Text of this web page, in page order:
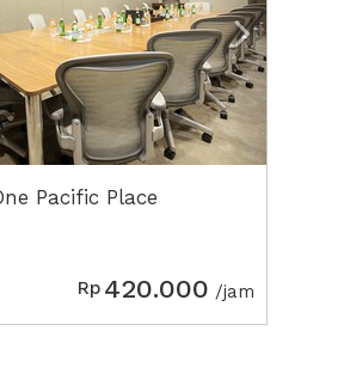
Pacific Place
Rp 420.000 /jam